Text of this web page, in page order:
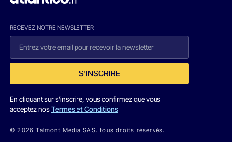
RECEVEZ NOTRE NEWSLETTER
S'INSCRIRE
En cliquant sur s'inscrire, vous confirmez que vous
acceptez nosTermes et Conditions
© 2026 Talmont Media SAS. tous droits réservés.